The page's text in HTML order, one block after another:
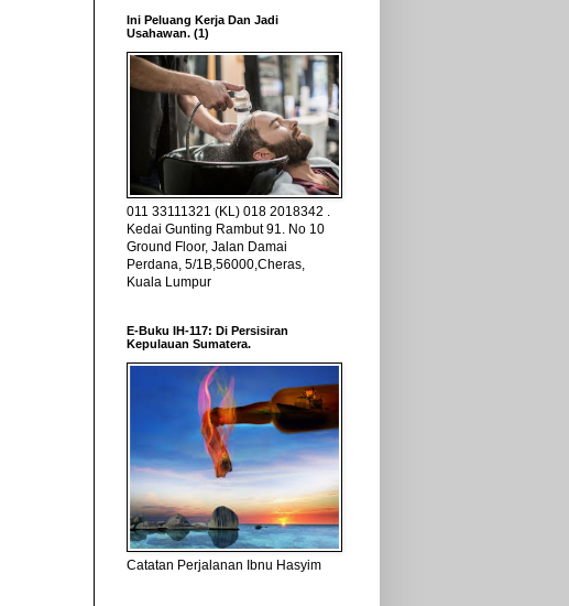
Ini Peluang Kerja Dan Jadi
Usahawan. (1)
011 33111321 (KL) 018 2018342 .
Kedai Gunting Rambut 91. No 10
Ground Floor, Jalan Damai
Perdana, 5/1B,56000,Cheras,
Kuala Lumpur
E-Buku IH-117: Di Persisiran
Kepulauan Sumatera.
Catatan Perjalanan Ibnu Hasyim